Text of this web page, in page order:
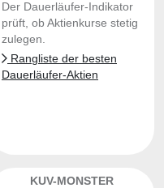
Der Dauerläufer-Indikator
prüft, ob Aktienkurse stetig
zulegen.
Rangliste der besten
Dauerläufer-Aktien
KUV-MONSTER